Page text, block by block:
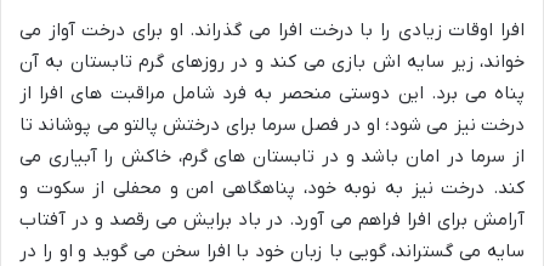
افرا اوقات زیادی را با درخت افرا می گذراند. او برای درخت آواز می
خواند، زیر سایه اش بازی می کند و در روزهای گرم تابستان به آن
پناه می برد. این دوستی منحصر به فرد شامل مراقبت های افرا از
درخت نیز می شود؛ او در فصل سرما برای درختش پالتو می پوشاند تا
از سرما در امان باشد و در تابستان های گرم، خاکش را آبیاری می
کند. درخت نیز به نوبه خود، پناهگاهی امن و محفلی از سکوت و
آرامش برای افرا فراهم می آورد. در باد برایش می رقصد و در آفتاب
سایه می گستراند، گویی با زبان خود با افرا سخن می گوید و او را در